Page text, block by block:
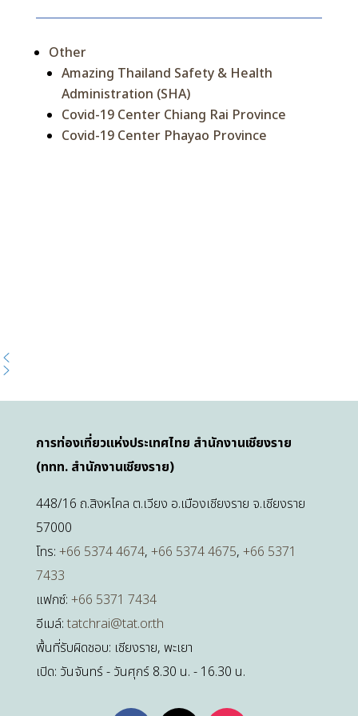
Other
Amazing Thailand Safety & Health
Administration (SHA)
Covid-19 Center Chiang Rai Province
Covid-19 Center Phayao Province
การท่องเที่ยวแห่งประเทศไทย สำนักงานเชียงราย
(ททท. สำนักงานเชียงราย)
448/16 ถ.สิงหไคล ต.เวียง อ.เมืองเชียงราย จ.เชียงราย
57000
โทร: +66 5374 4674, +66 5374 4675, +66 5371
7433
แฟกซ์: +66 5371 7434
อีเมล์: tatchrai@tat.or.th
พื้นที่รับผิดชอบ: เชียงราย, พะเยา
เปิด: วันจันทร์ - วันศุกร์ 8.30 น. - 16.30 น.